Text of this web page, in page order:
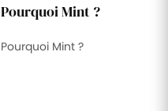
Pourquoi Mint ?
Pourquoi Mint ?